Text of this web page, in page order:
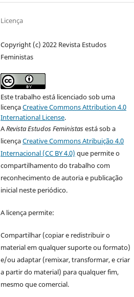
Licença
Copyright (c) 2022 Revista Estudos
Feministas
Este trabalho está licenciado sob uma
licençaCreative Commons Attribution 4.0
International License.
ARevista Estudos Feministasestá sob a
licençaCreative Commons Atribuição 4.0
Internacional (CC BY 4.0) que permite o
compartilhamento do trabalho com
reconhecimento de autoria e publicação
inicial neste periódico.
A licença permite:
Compartilhar (copiar e redistribuir o
material em qualquer suporte ou formato)
e/ou adaptar (remixar, transformar, e criar
a partir do material) para qualquer fim,
mesmo que comercial.